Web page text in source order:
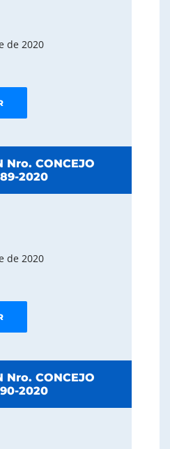
de 2020
Nro. CONCEJO
2020
de 2020
Nro. CONCEJO
2020